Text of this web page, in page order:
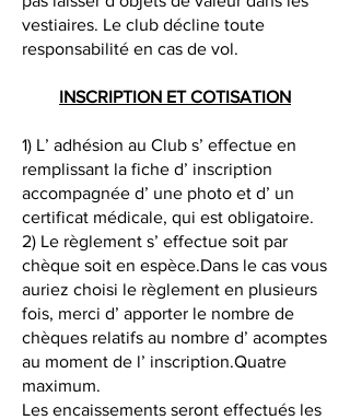
vestiaires. Le club décline toute
responsabilité en cas de vol.
INSCRIPTION ET COTISATION
1) L’ adhésion au Club s’ effectue en
remplissant la fiche d’ inscription
accompagnée d’ une photo et d’ un
certificat médicale, qui est obligatoire.
2) Le règlement s’ effectue soit par
chèque soit en espèce.Dans le cas vous
auriez choisi le règlement en plusieurs
fois, merci d’ apporter le nombre de
chèques relatifs au nombre d’ acomptes
au moment de l’ inscription.Quatre
maximum.
Les encaissements seront effectués les